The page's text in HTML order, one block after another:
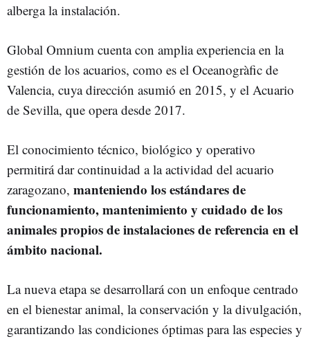
alberga la instalación.
Global Omnium cuenta con amplia experiencia en la
gestión de los acuarios, como es el Oceanogràfic de
Valencia, cuya dirección asumió en 2015, y el Acuario
de Sevilla, que opera desde 2017.
El conocimiento técnico, biológico y operativo
permitirá dar continuidad a la actividad del acuario
zaragozano, manteniendo los estándares de
funcionamiento, mantenimiento y cuidado de los
animales propios de instalaciones de referencia en el
ámbito nacional.
La nueva etapa se desarrollará con un enfoque centrado
en el bienestar animal, la conservación y la divulgación,
garantizando las condiciones óptimas para las especies y